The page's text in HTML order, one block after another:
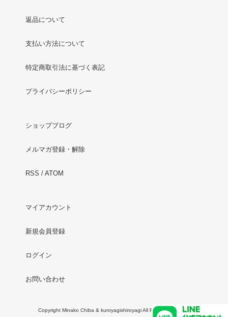
返品について
支払い方法について
特定商取引法に基づく表記
プライバシーポリシー
ショップブログ
メルマガ登録・解除
RSS / ATOM
マイアカウント
新規会員登録
ログイン
お問い合わせ
Copyright Minako Chiba & kuroyagishiroyagi All Rights Reserved.